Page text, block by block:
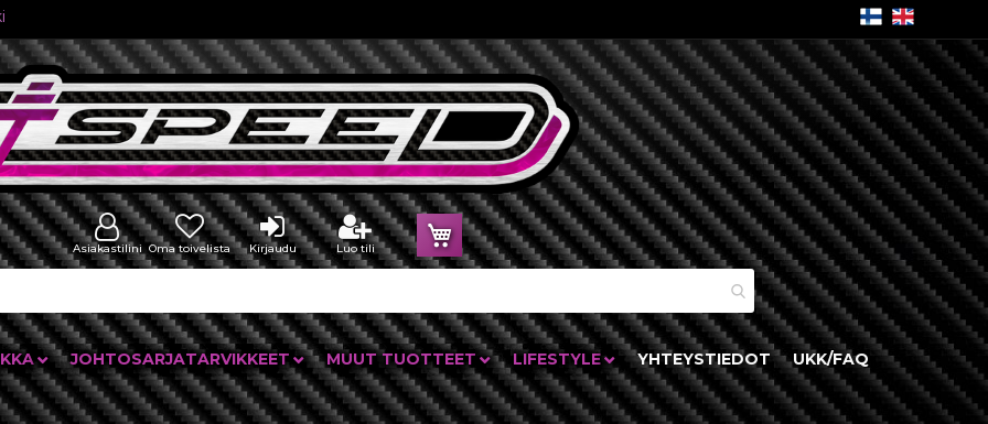
Ostoskori
Asiakastilini Oma toivelista Kirjaudu Luo tili
JOHTOSARJATARVIKKEET MUUT TUOTTEET LIFESTYLE YHTEYSTIEDOT UKK/FAQ